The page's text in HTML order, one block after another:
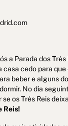
a Parada dos Três
casa cedo para que
beber e alguns
No dia
os Três Reis
Reis!